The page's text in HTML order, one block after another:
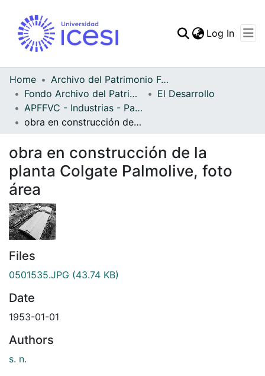
Statistics
Log In
Home
Archivo del Patrimonio Fotográfico y Fílmico del Valle del Cauca
Fondo Archivo del Patrimonio Fotográfico y Fílmico del Valle del Cauca
El Desarrollo
APFFVC - Industrias - Patrimonial
obra en construcción de la planta Colgate Palmolive, foto área
obra en construcción de la
planta Colgate Palmolive, foto
área
Files
0501535.JPG (43.74 KB)
Date
1953-01-01
Authors
s. n.